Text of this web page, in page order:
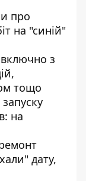
про
на "синій"
включно з
тощо
на
дату,